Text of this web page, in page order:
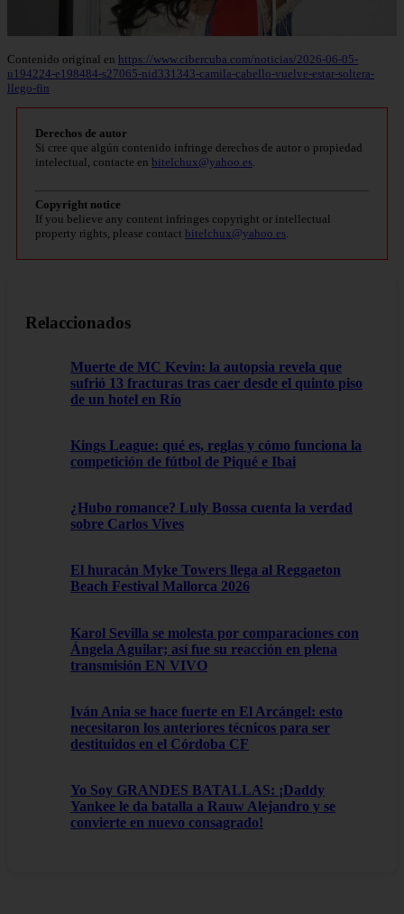
Contenido original en https://www.cibercuba.com/noticias/2026-06-05-
u194224-e198484-s27065-nid331343-camila-cabello-vuelve-estar-soltera-
llego-fin
Derechos de autor
Si cree que algún contenido infringe derechos de autor o propiedad
intelectual, contacte en bitelchux@yahoo.es.
Copyright notice
If you believe any content infringes copyright or intellectual
property rights, please contact bitelchux@yahoo.es.
Relaccionados
Muerte de MC Kevin: la autopsia revela que
sufrió 13 fracturas tras caer desde el quinto piso
de un hotel en Río
Kings League: qué es, reglas y cómo funciona la
competición de fútbol de Piqué e Ibai
¿Hubo romance? Luly Bossa cuenta la verdad
sobre Carlos Vives
El huracán Myke Towers llega al Reggaeton
Beach Festival Mallorca 2026
Karol Sevilla se molesta por comparaciones con
Ángela Aguilar; así fue su reacción en plena
transmisión EN VIVO
Iván Ania se hace fuerte en El Arcángel: esto
necesitaron los anteriores técnicos para ser
destituidos en el Córdoba CF
Yo Soy GRANDES BATALLAS: ¡Daddy
Yankee le da batalla a Rauw Alejandro y se
convierte en nuevo consagrado!